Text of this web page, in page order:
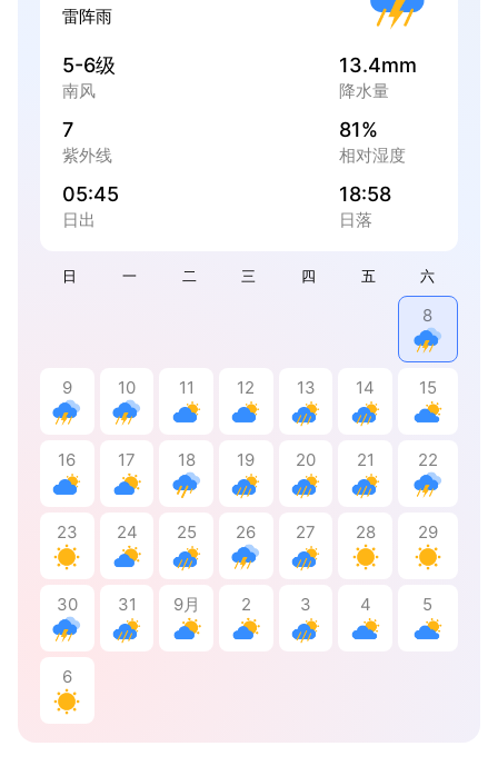
日 一 二 三 四 五 六
8
9 10 11 12 13 14 15
16 17 18 19 20 21 22
23 24 25 26 27 28 29
30 31 9月 2 3 4 5
6
雷阵雨
5-6级
南风
13.4mm
降水量
7
紫外线
81%
相对湿度
05:45
日出
18:58
日落